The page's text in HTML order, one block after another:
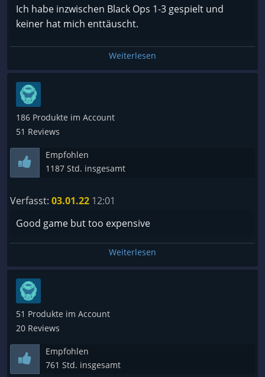
Ich habe inzwischen Black Ops 1-3 gespielt und
keiner hat mich enttäuscht.
Ich würde euch das empfehlen im Sale zu kaufen
weil es dort ziemlich günstig ist.
Weiterlesen
186 Produkte im Account
51 Reviews
Empfohlen
1187 Std. insgesamt
Verfasst: 03.01.22 12:01
Good game but too expensive
Weiterlesen
51 Produkte im Account
20 Reviews
Empfohlen
761 Std. insgesamt